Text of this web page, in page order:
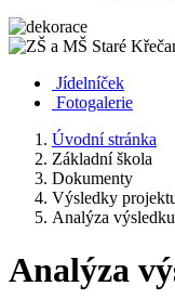
Jídelníček
Fotogalerie
Úvodní stránka
Základní škola
Dokumenty
Výsledky
Analýza
Analýza